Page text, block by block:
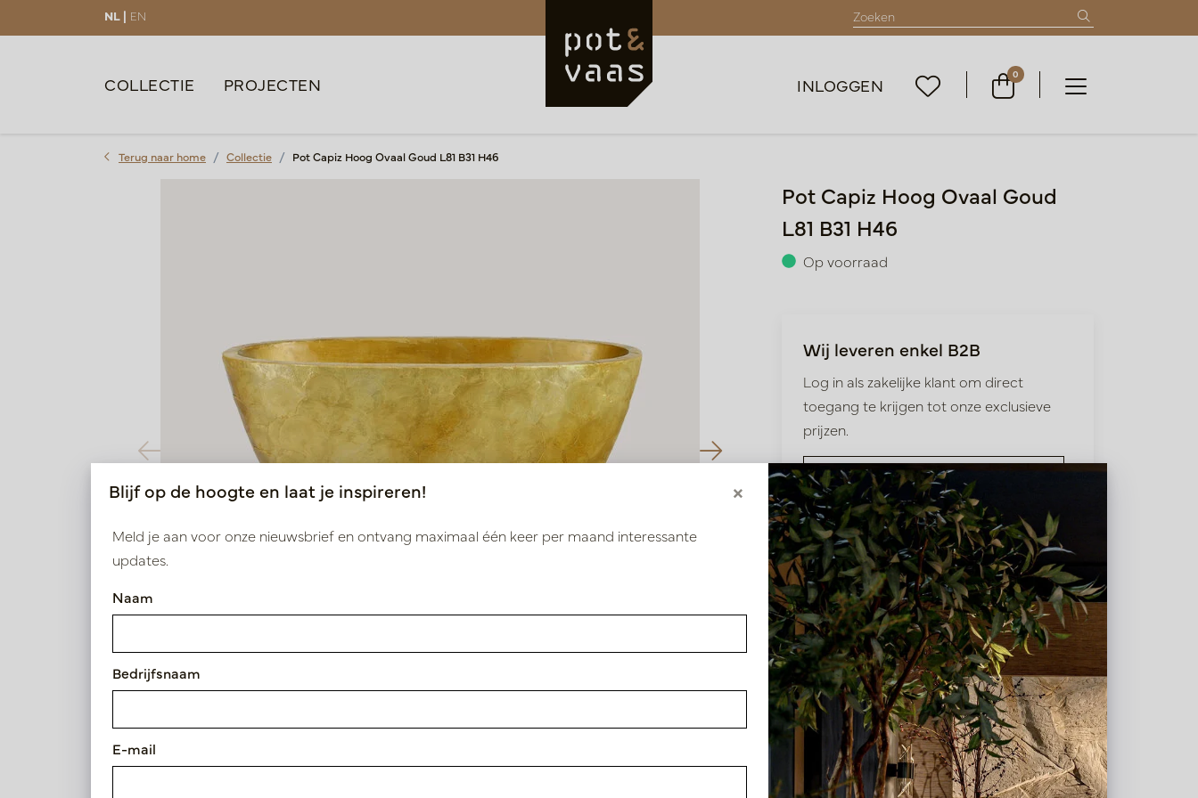
NL | EN
COLLECTIE PROJECTEN INLOGGEN 0
Terug naar home Collectie Pot Capiz Hoog Ovaal Goud L81 B31 H46
Pot Capiz Hoog Ovaal Goud
L81 B31 H46
Op voorraad
Wij leveren enkel B2B
Log in als zakelijke klant om direct
toegang te krijgen tot onze exclusieve
prijzen.
Bestaande klant? Log hier in
Nieuw? Registreer hier
Blijf op de hoogte en laat je inspireren! ×
Meld je aan voor onze nieuwsbrief en ontvang maximaal één keer per maand interessante
updates.
Naam
Bedrijfsnaam
E-mail